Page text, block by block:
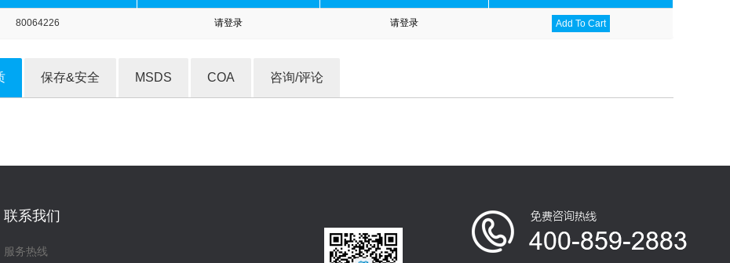
80064226 请登录 请登录 Add To Cart
保存&安全 MSDS COA 咨询/评论
联系我们
服务热线